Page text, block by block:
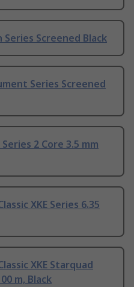
Series Screened Black
Series Screened
2 Core 3.5 mm
XKE Series 6.35
XKE Starquad
m, Black